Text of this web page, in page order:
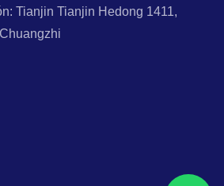
Tianjin Tianjin Hedong 1411,